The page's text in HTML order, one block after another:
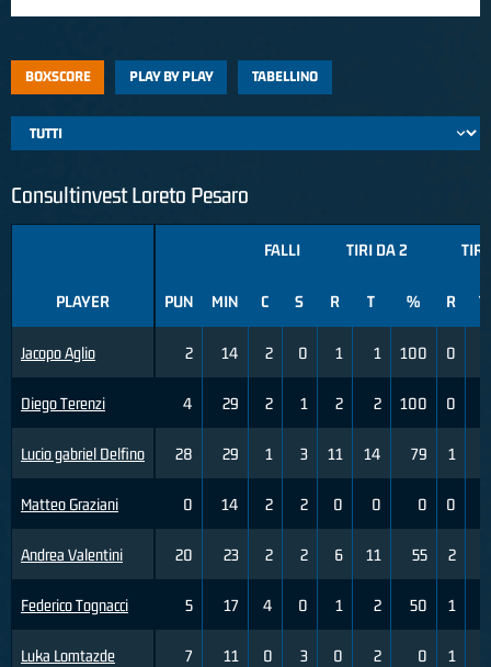
BOXSCORE PLAY BY PLAY TABELLINO
Consultinvest Loreto Pesaro
PLAYER
Jacopo Aglio
Diego Terenzi
Lucio gabriel Delfino
Matteo Graziani
Andrea Valentini
Federico Tognacci
Luka Lomtazde
FALLI TIRI DA 2 TIRI
PUN MIN C S R T % R T
2 14 2 0 1 1 100 0
4 29 2 1 2 2 100 0
28 29 1 3 11 14 79 1
0 14 2 2 0 0 0 0
20 23 2 2 6 11 55 2
5 17 4 0 1 2 50 1
7 11 0 3 0 2 0 1